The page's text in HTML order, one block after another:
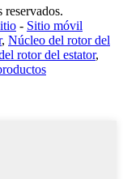
- Sitio móvil
, Núcleo del rotor del
rotor del estator,